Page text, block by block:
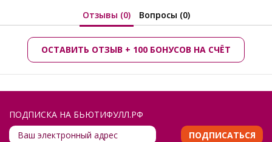
Отзывы (0) Вопросы (0)
ОСТАВИТЬ ОТЗЫВ + 100 БОНУСОВ НА СЧЁТ
ПОДПИСКА НА БЬЮТИФУЛЛ.РФ
ПОДПИСАТЬСЯ